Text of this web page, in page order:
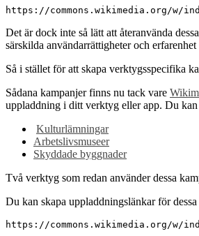
https://commons.wikimedia.org/w/
Det är dock inte så lätt att återanvända
särskilda användarrättigheter och
Så i stället för att skapa verktygsspecifika
Sådana kampanjer finns nu tack vare
uppladdning i ditt verktyg eller app. Du kan
Kulturlämningar
Arbetslivsmuseer
Skyddade byggnader
Två verktyg som redan använder dessa
Du kan skapa uppladdningslänkar för
https://commons.wikimedia.org/w/